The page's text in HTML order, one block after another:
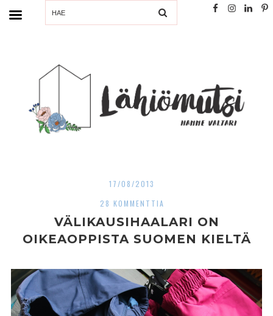
SEARCH
17/08/2013
28 KOMMENTTIA
VÄLIKAUSIHAALARI ON
OIKEAOPPISTA SUOMEN KIELTÄ